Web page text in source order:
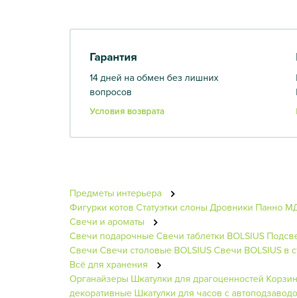
Гарантия
14 дней на обмен без лишних
вопросов
Условия возврата
Предметы интерьера
Фигурки котов Статуэтки слоныДровники Панно
Свечи и ароматы
Свечи подарочныеСвечи таблетки BOLSIUS
Свечи Свечи столовые BOLSIUSСвечи BOLSIUS в
Всё для хранения
Органайзеры Шкатулки для драгоценностей
декоративные Шкатулки для часов с